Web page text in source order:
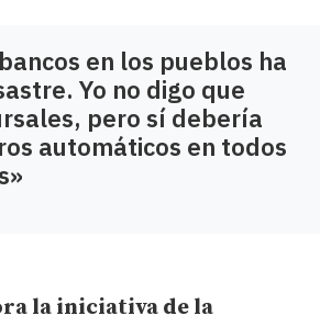
en los pueblos ha
Yo no digo que
pero sí debería
automáticos en todos
la iniciativa de la